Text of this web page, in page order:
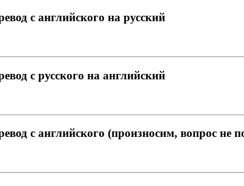
с английского на русский
с русского на английский
с английского (произносим, вопрос не